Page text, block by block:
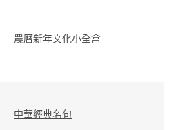
農曆新年文化小全盒
中華經典名句